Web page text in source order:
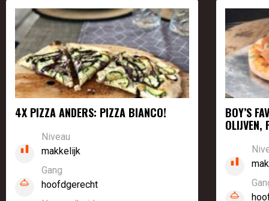
4X PIZZA ANDERS: PIZZA BIANCO!
Niveau
makkelijk
Gang
hoofdgerecht
BOY’S
OLIJVEN,